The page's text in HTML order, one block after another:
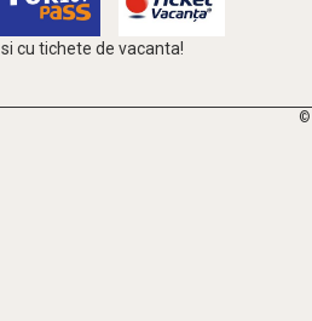
cu tichete de vacanta!
©